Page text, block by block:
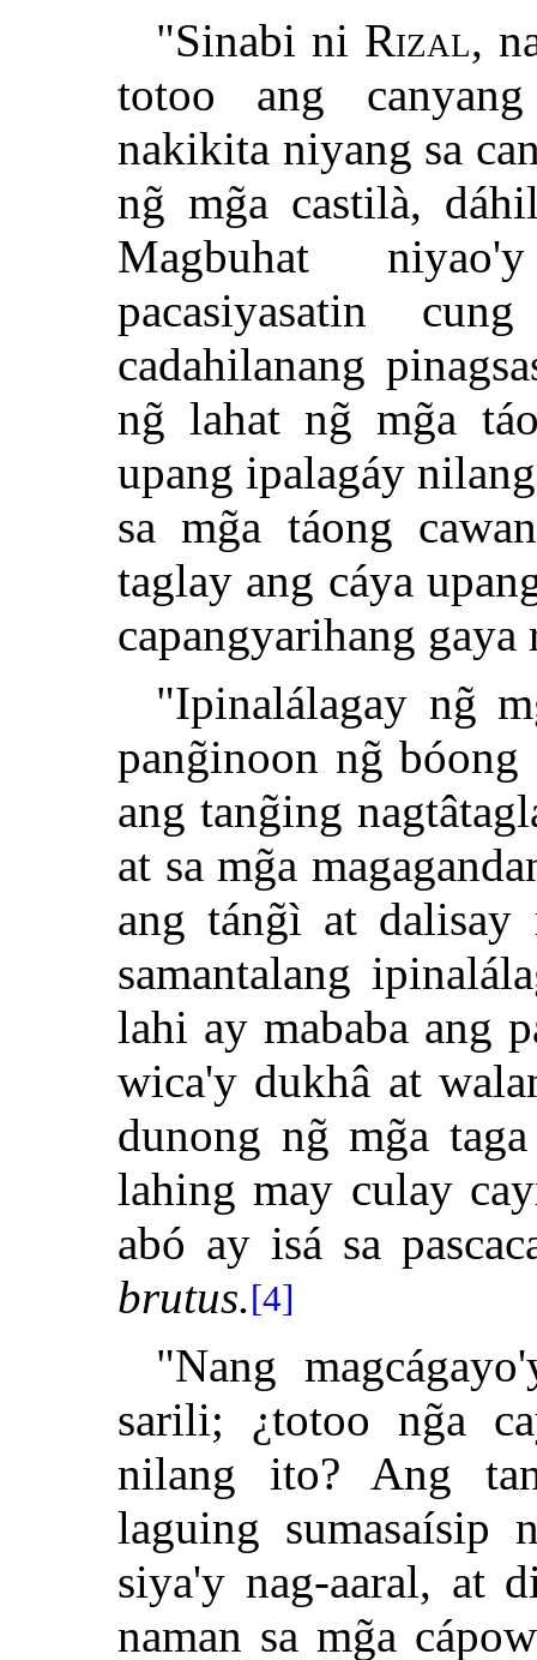
"Sinabi ni Rizal,
totoo ang
nakikita niyang sa
ng̃ mg̃a castilà,
Magbuhat
pacasiyasatin
cadahilanang
ng̃ lahat ng̃ mg̃a
upang ipalagáy
sa mg̃a táong
taglay ang cáya
capangyarihang
"Ipinalálagay ng̃
pang̃inoon ng̃
ang tang̃ing
at sa mg̃a
ang táng̃ì at
samantalang
lahi ay mababa ang
wica'y dukhâ at
dunong ng̃ mg̃a
lahing may culay
abó ay isá sa
brutus.[4]
"Nang
sarili; ¿totoo ng̃a
nilang ito? Ang
laguing sumasaísip
siya'y nag-aaral, at
naman sa mg̃a